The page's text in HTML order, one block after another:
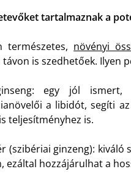
tartalmaznak a
természetes, növényi
is szedhetőek. Ilyen
egy jól ismert,
a libidót, segíti
teljesítményhez is.
(szibériai ginzeng):
ezáltal hozzájárulhat a